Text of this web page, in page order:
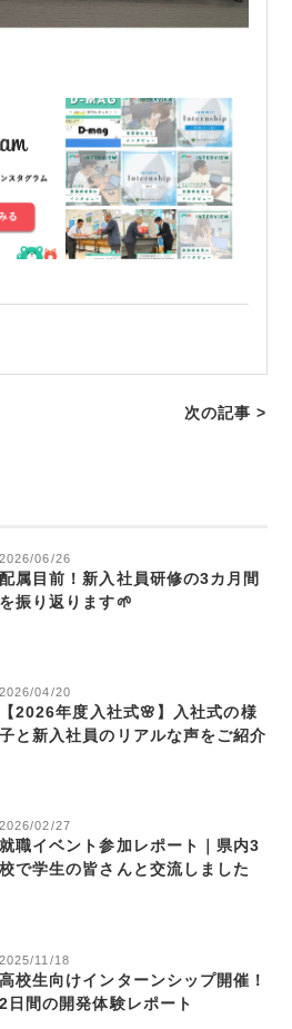
次の記事 >
2026/06/26
配属目前！新入社員研修の3カ月間
を振り返ります🌱
2026/04/20
【2026年度入社式🌸】入社式の様
子と新入社員のリアルな声をご紹介
2026/02/27
就職イベント参加レポート｜県内3
校で学生の皆さんと交流しました
2025/11/18
高校生向けインターンシップ開催！
2日間の開発体験レポート